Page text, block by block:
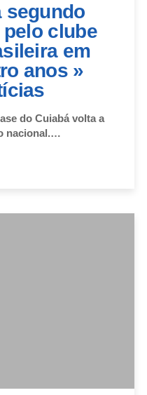
segundo
clube
em
anos »
do Cuiabá volta a
nacional.…